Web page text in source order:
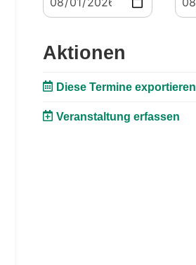
Aktionen
Diese Termine exportieren
Veranstaltung erfassen